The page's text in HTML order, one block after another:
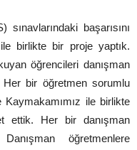
başarısını
birlikte bir proje yaptık.
öğrencileri danışman
Her bir öğretmen sorumlu
ile birlikte
ettik. Her bir danışman
öğretmenlere